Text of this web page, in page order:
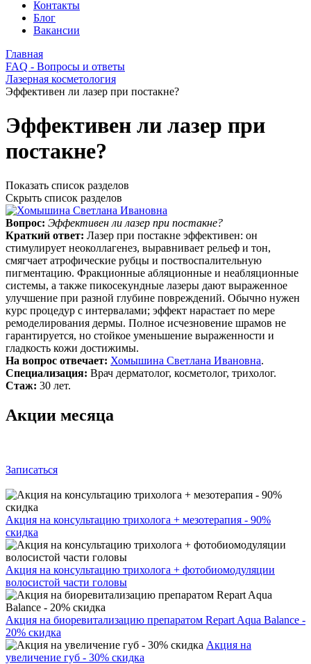
Контакты
Блог
Вакансии
Главная
FAQ - Вопросы и ответы
Лазерная косметология
Эффективен ли лазер при постакне?
Эффективен ли лазер при
постакне?
Показать список разделов
Скрыть список разделов
Вопрос: Эффективен ли лазер при постакне?
Краткий ответ: Лазер при постакне эффективен: он
стимулирует неоколлагенез, выравнивает рельеф и тон,
смягчает атрофические рубцы и поствоспалительную
пигментацию. Фракционные абляционные и неабляционные
системы, а также пикосекундные лазеры дают выраженное
улучшение при разной глубине повреждений. Обычно нужен
курс процедур с интервалами; эффект нарастает по мере
ремоделирования дермы. Полное исчезновение шрамов не
гарантируется, но стойкое уменьшение выраженности и
гладкость кожи достижимы.
На вопрос отвечает: Хомышина Светлана Ивановна.
Специализация: Врач дерматолог, косметолог, трихолог.
Стаж: 30 лет.
Акции месяца
Записаться
Акция на консультацию трихолога + мезотерапия - 90%
скидка
Акция на консультацию трихолога + фотобиомодуляции
волосистой части головы
Акция на биоревитализацию препаратом Repart Aqua Balance -
20% скидка
Акция на
увеличение губ - 30% скидка